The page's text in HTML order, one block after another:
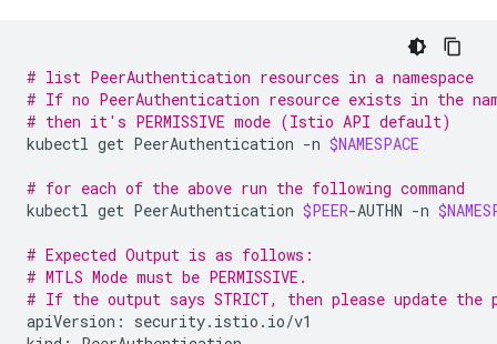
# list PeerAuthentication resources in a namespace
# If no PeerAuthentication resource exists in the
# then it's PERMISSIVE mode (Istio API default)
kubectl get PeerAuthentication -n $NAMESPACE
# for each of the above run the following command
kubectl get PeerAuthentication $PEER-AUTHN -n
# Expected Output is as follows:
# MTLS Mode must be PERMISSIVE.
# If the output says STRICT, then please update the
apiVersion:
security.istio.io/v1